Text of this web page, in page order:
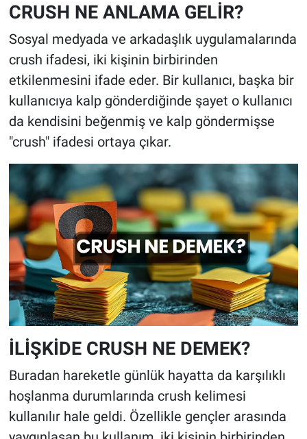
CRUSH NE ANLAMA GELİR?
Sosyal medyada ve arkadaşlık uygulamalarında
crush ifadesi, iki kişinin birbirinden
etkilenmesini ifade eder. Bir kullanıcı, başka bir
kullanıcıya kalp gönderdiğinde şayet o kullanıcı
da kendisini beğenmiş ve kalp göndermişse
"crush" ifadesi ortaya çıkar.
İLİŞKİDE CRUSH NE DEMEK?
Buradan hareketle günlük hayatta da karşılıklı
hoşlanma durumlarında crush kelimesi
kullanılır hale geldi. Özellikle gençler arasında